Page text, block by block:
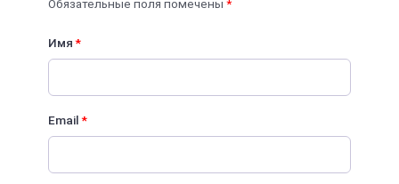
Обязательные поля помечены *
Имя*
Email*